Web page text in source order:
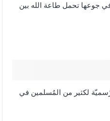
في جوعها تحمل طاعة الله بين
لكثير من المُسلمين في